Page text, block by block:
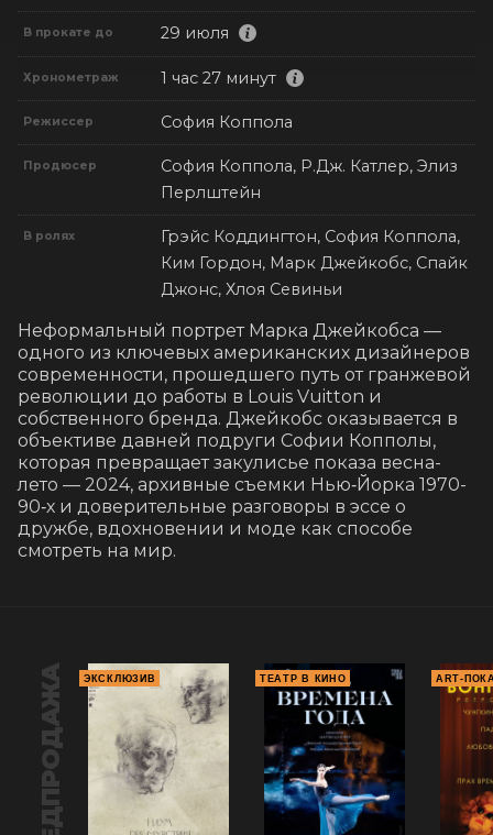
В прокате до 29 июля
Хронометраж 1 час 27 минут
Режиссер София Коппола
Продюсер
София Коппола, Р.Дж. Катлер, Элиз
Перлштейн
В ролях
Грэйс Коддингтон, София Коппола,
Ким Гордон, Марк Джейкобс, Спайк
Джонс, Хлоя Севиньи
Неформальный портрет Марка Джейкобса —
одного из ключевых американских дизайнеров
современности, прошедшего путь от гранжевой
революции до работы в Louis Vuitton и
собственного бренда. Джейкобс оказывается в
объективе давней подруги Софии Копполы,
которая превращает закулисье показа весна-
лето — 2024, архивные съемки Нью‑Йорка 1970-
90‑х и доверительные разговоры в эссе о
дружбе, вдохновении и моде как способе
смотреть на мир.
ПРЕДПРОДАЖА ЭКСКЛЮЗИВ ТЕАТР В КИНО ART-